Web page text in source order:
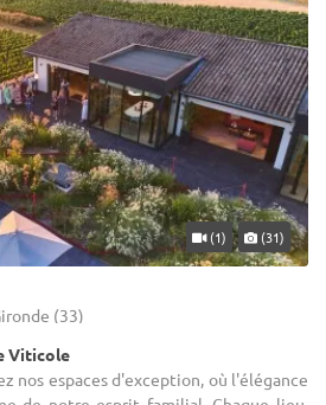
(1) (31)
(33)
Viticole
nos espaces d'exception, où l'élégance